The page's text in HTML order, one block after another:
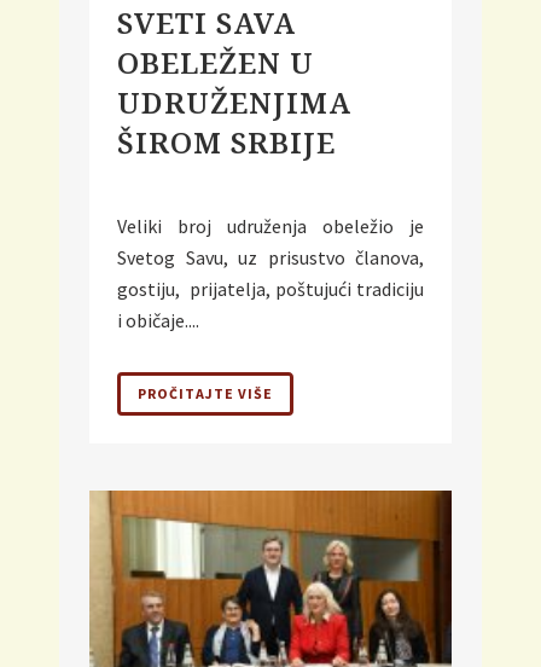
SVETI SAVA
OBELEŽEN U
UDRUŽENJIMA
ŠIROM SRBIJE
Veliki broj udruženja obeležio je
Svetog Savu, uz prisustvo članova,
gostiju, prijatelja, poštujući tradiciju
i običaje....
PROČITAJTE VIŠE